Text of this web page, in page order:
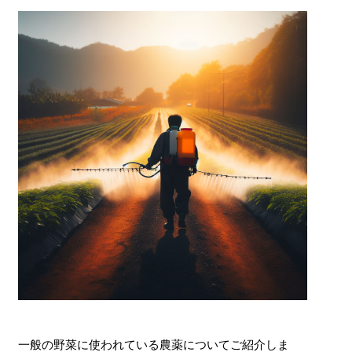
一般の野菜に使われている農薬についてご紹介しま